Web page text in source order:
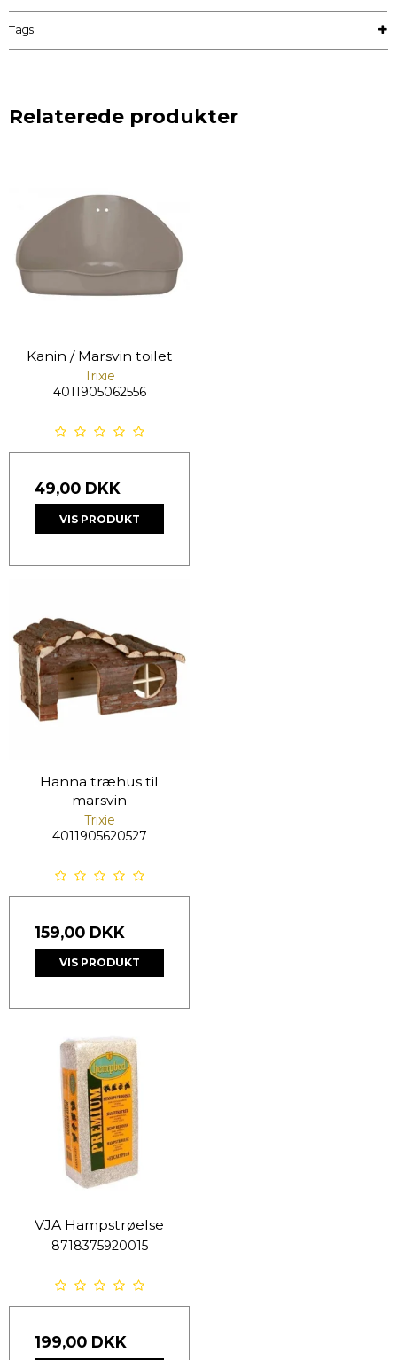
Tags
Relaterede produkter
Kanin / Marsvin toilet
Trixie
4011905062556
49,00 DKK
VIS PRODUKT
Hanna træhus til
marsvin
Trixie
4011905620527
159,00 DKK
VIS PRODUKT
VJA Hampstrøelse
8718375920015
199,00 DKK